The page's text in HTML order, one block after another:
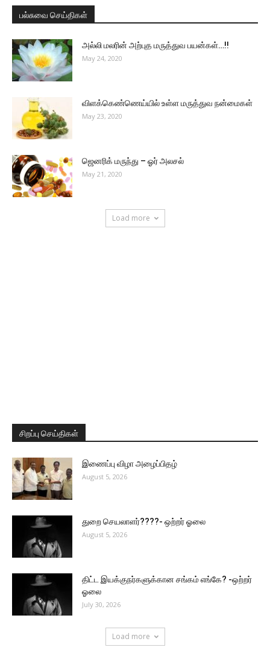
பல்சுவை செய்திகள்
அல்லி மலரின் அற்புத மருத்துவ பயன்கள்…!!
May 24, 2020
விளக்கெண்ணெய்யில் உள்ள மருத்துவ நன்மைகள்
May 23, 2020
ஜெனரிக் மருந்து – ஓர் அலசல்
May 21, 2020
Load more
சிறப்பு செய்திகள்
இணைப்பு விழா அழைப்பிதழ்
August 5, 2026
துறை செயலாளர்????- ஒற்றர் ஓலை
August 5, 2026
திட்ட இயக்குநர்களுக்கான சங்கம் எங்கே? -ஒற்றர்
ஓலை
July 30, 2026
Load more